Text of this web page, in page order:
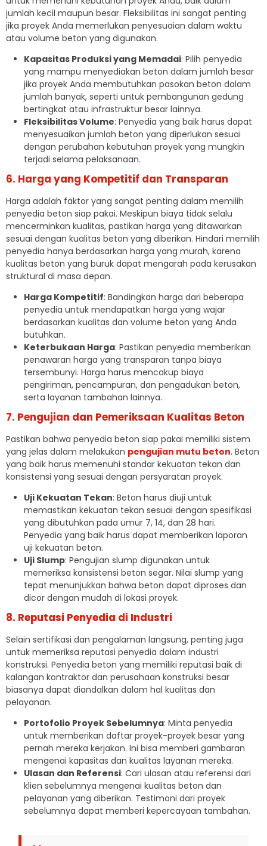
jumlah kecil maupun besar. Fleksibilitas ini sangat penting
jika proyek Anda memerlukan penyesuaian dalam waktu
atau volume beton yang digunakan.
Kapasitas Produksi yang Memadai: Pilih penyedia
yang mampu menyediakan beton dalam jumlah besar
jika proyek Anda membutuhkan pasokan beton dalam
jumlah banyak, seperti untuk pembangunan gedung
bertingkat atau infrastruktur besar lainnya.
Fleksibilitas Volume: Penyedia yang baik harus dapat
menyesuaikan jumlah beton yang diperlukan sesuai
dengan perubahan kebutuhan proyek yang mungkin
terjadi selama pelaksanaan.
6. Harga yang Kompetitif dan Transparan
Harga adalah faktor yang sangat penting dalam memilih
penyedia beton siap pakai. Meskipun biaya tidak selalu
mencerminkan kualitas, pastikan harga yang ditawarkan
sesuai dengan kualitas beton yang diberikan. Hindari memilih
penyedia hanya berdasarkan harga yang murah, karena
kualitas beton yang buruk dapat mengarah pada kerusakan
struktural di masa depan.
Harga Kompetitif: Bandingkan harga dari beberapa
penyedia untuk mendapatkan harga yang wajar
berdasarkan kualitas dan volume beton yang Anda
butuhkan.
Keterbukaan Harga: Pastikan penyedia memberikan
penawaran harga yang transparan tanpa biaya
tersembunyi. Harga harus mencakup biaya
pengiriman, pencampuran, dan pengadukan beton,
serta layanan tambahan lainnya.
7. Pengujian dan Pemeriksaan Kualitas Beton
Pastikan bahwa penyedia beton siap pakai memiliki sistem
yang jelas dalam melakukan pengujian mutu beton. Beton
yang baik harus memenuhi standar kekuatan tekan dan
konsistensi yang sesuai dengan persyaratan proyek.
Uji Kekuatan Tekan: Beton harus diuji untuk
memastikan kekuatan tekan sesuai dengan spesifikasi
yang dibutuhkan pada umur 7, 14, dan 28 hari.
Penyedia yang baik harus dapat memberikan laporan
uji kekuatan beton.
Uji Slump: Pengujian slump digunakan untuk
memeriksa konsistensi beton segar. Nilai slump yang
tepat menunjukkan bahwa beton dapat diproses dan
dicor dengan mudah di lokasi proyek.
8. Reputasi Penyedia di Industri
Selain sertifikasi dan pengalaman langsung, penting juga
untuk memeriksa reputasi penyedia dalam industri
konstruksi. Penyedia beton yang memiliki reputasi baik di
kalangan kontraktor dan perusahaan konstruksi besar
biasanya dapat diandalkan dalam hal kualitas dan
pelayanan.
Portofolio Proyek Sebelumnya: Minta penyedia
untuk memberikan daftar proyek-proyek besar yang
pernah mereka kerjakan. Ini bisa memberi gambaran
mengenai kapasitas dan kualitas layanan mereka.
Ulasan dan Referensi: Cari ulasan atau referensi dari
klien sebelumnya mengenai kualitas beton dan
pelayanan yang diberikan. Testimoni dari proyek
sebelumnya dapat memberi kepercayaan tambahan.